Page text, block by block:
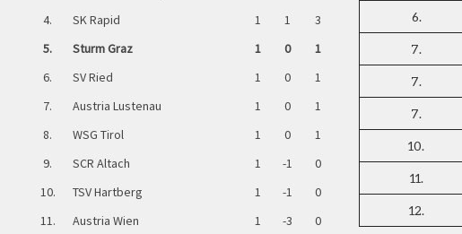
6.
7.
7.
7.
10.
11.
12.
4.
SK Rapid 1 1
3
5.
Sturm Graz 1 0
1
6.
SV Ried 1 0
1
7.
Austria Lustenau 1 0
1
8.
WSG Tirol 1 0
1
9.
SCR Altach 1 -1
0
10.
TSV Hartberg 1 -1
0
11.
Austria Wien 1 -3
0